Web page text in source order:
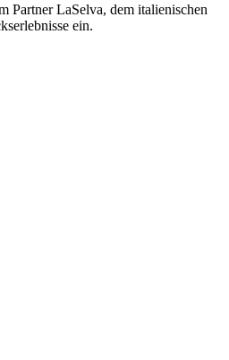
Partner LaSelva, dem italienischen
ein.